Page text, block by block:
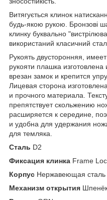
Витягується клинок
будь-якою рукою. Бронзові
клинку буквально
використаний класичний
Рукоять двусторонняя,
рукояти плашка
врезан замок и крепится
Лицевая сторона
и прочного материала.
препятствует скольжению
расширяется к середине,
и удобна для удержания
для темляка.
Сталь D2
Фиксация клинка Frame
Корпус Нержавеющая сталь
Механизм открытия